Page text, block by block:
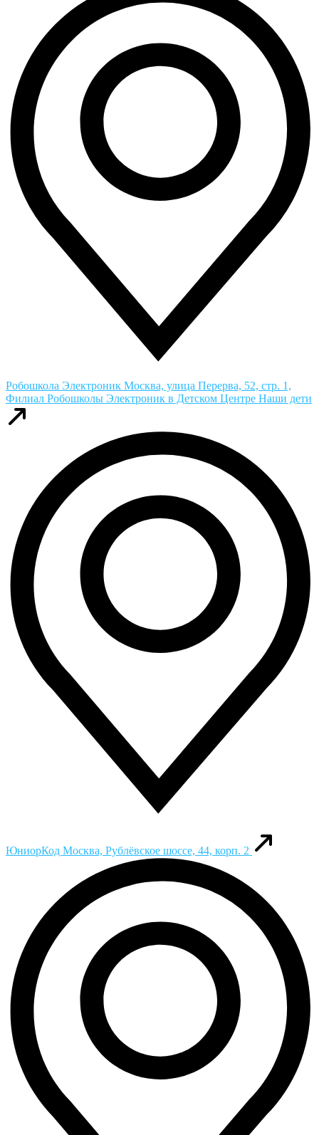
Робошкола Электроник Москва, улица Перерва, 52, стр. 1,
Филиал Робошколы Электроник в Детском Центре Наши дети
ЮниорКод Москва, Рублёвское шоссе, 44, корп. 2